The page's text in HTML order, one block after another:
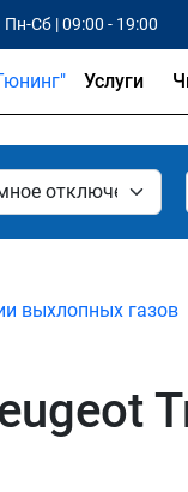
Пн-Сб | 09:00 - 19:00
Услуги
выхлопных газов